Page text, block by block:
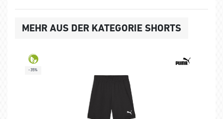
MEHR AUS DER KATEGORIE SHORTS
-35%